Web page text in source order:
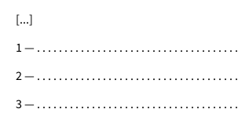
[...]
1 — . . . . . . . . . . . . . . . . . . . . . . . . . . . . . . . . . . . . .
2 — . . . . . . . . . . . . . . . . . . . . . . . . . . . . . . . . . . . . .
3 — . . . . . . . . . . . . . . . . . . . . . . . . . . . . . . . . . . . . .